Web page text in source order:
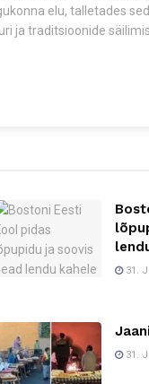
elu, talletades
ja traditsioonide
31.
31.